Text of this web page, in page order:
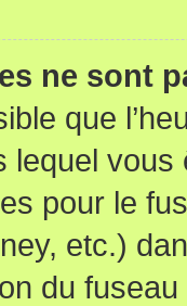
ne sont
que
lequel
pour le
etc.)
du